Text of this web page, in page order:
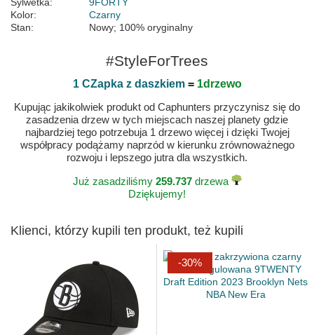
Sylwetka:
9FORTY
Kolor:
Czarny
Stan:
Nowy; 100% oryginalny
#StyleForTrees
1 CZapka z daszkiem= 1drzewo
Kupując jakikolwiek produkt od Caphunters przyczynisz się do
zasadzenia drzew w tych miejscach naszej planety gdzie
najbardziej tego potrzebuja 1 drzewo więcej i dzięki Twojej
współpracy podążamy naprzód w kierunku zrównoważnego
rozwoju i lepszego jutra dla wszystkich.
Już zasadziliśmy 259.737drzewa
Dziękujemy!
Klienci, którzy kupili ten produkt, też kupili
-30%